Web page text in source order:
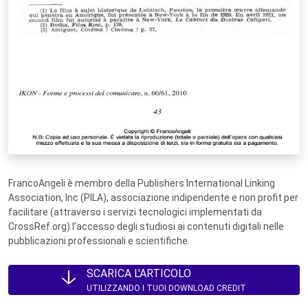
FrancoAngeli è membro della Publishers International Linking
Association, Inc (PILA), associazione indipendente e non profit per
facilitare (attraverso i servizi tecnologici implementati da
CrossRef.org) l’accesso degli studiosi ai contenuti digitali nelle
pubblicazioni professionali e scientifiche.
SCARICA L'ARTICOLO
UTILIZZANDO I TUOI DOWNLOAD CREDIT